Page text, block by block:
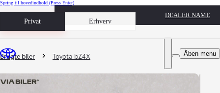
Spring til hovedindhold (Press Enter)
Privat Erhverv
Book prøvetur
DEALER NAME
Åben menu
Du er her
Brugte biler Toyota bZ4X